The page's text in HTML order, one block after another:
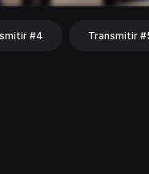
#4 Transmitir